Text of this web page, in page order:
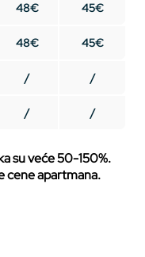
48€ 45€
48€ 45€
/ /
/ /
su veće 50-150%.
cene apartmana.